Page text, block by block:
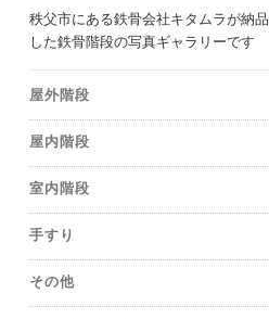
秩父市にある鉄骨会社キタムラが納品
した鉄骨階段の写真ギャラリーです
屋外階段
屋内階段
室内階段
手すり
その他